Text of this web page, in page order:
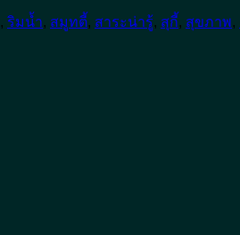
, ริมน้ำ, สมูทตี้, สาระน่ารู้, สุกี้, สุขภาพ,